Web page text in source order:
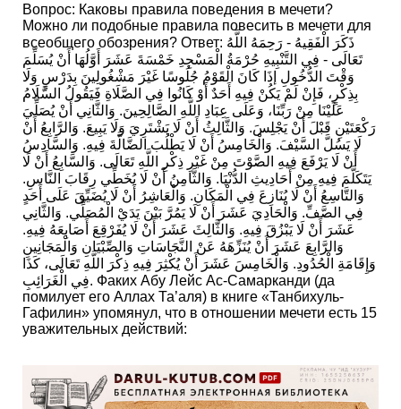
Вопрос: Каковы правила поведения в мечети?
Можно ли подобные правила повесить в мечети для
всеобщего обозрения? Ответ: ذَكَرَ الْفَقِيهُ - رَحِمَهُ اللَّهُ
تَعَالَى - فِي التَّنْبِيهِ حُرْمَةُ الْمَسْجِدِ خَمْسَةَ عَشَرَ أَوَّلُهَا أَنْ يُسَلِّمَ
وَقْتَ الدُّخُولِ إذَا كَانَ الْقَوْمُ جُلُوسًا غَيْرَ مَشْغُولِينَ بِدَرْسٍ وَلَا
بِذِكْرٍ، فَإِنْ لَمْ يَكُنْ فِيهِ أَحَدٌ أَوْ كَانُوا فِي الصَّلَاةِ فَيَقُولُ السَّلَامُ
عَلَيْنَا مِنْ رَبِّنَا، وَعَلَى عِبَادِ اللَّهِ الصَّالِحِينَ. وَالثَّانِي أَنْ يُصَلِّيَ
رَكْعَتَيْنِ قَبْلَ أَنْ يَجْلِسَ. وَالثَّالِثُ أَنْ لَا يَشْتَرِيَ وَلَا يَبِيعَ. وَالرَّابِعُ أَنْ
لَا يَسُلَّ السَّيْفَ. وَالْخَامِسُ أَنْ لَا يَطْلُبَ الضَّالَّةَ فِيهِ. وَالسَّادِسُ
أَنْ لَا يَرْفَعَ فِيهِ الصَّوْتَ مِنْ غَيْرِ ذِكْرِ اللَّهِ تَعَالَى. وَالسَّابِعُ أَنْ لَا
يَتَكَلَّمَ فِيهِ مِنْ أَحَادِيثِ الدُّنْيَا. وَالثَّامِنُ أَنْ لَا يُخَطِّي رِقَابَ النَّاسِ.
وَالتَّاسِعُ أَنْ لَا يُنَازِعَ فِي الْمَكَانِ. وَالْعَاشِرُ أَنْ لَا يُضَيِّقَ عَلَى أَحَدٍ
فِي الصَّفِّ. وَالْحَادِيَ عَشَرَ أَنْ لَا يَمُرَّ بَيْنَ يَدَيْ الْمُصَلِّي. وَالثَّانِي
عَشَرَ أَنْ لَا يَبْزُقَ فِيهِ. وَالثَّالِثَ عَشَرَ أَنْ لَا يُفَرْقِعَ أَصَابِعَهُ فِيهِ.
وَالرَّابِعَ عَشَرَ أَنْ يُنَزِّهَهُ عَنْ النَّجَاسَاتِ وَالصِّبْيَانِ وَالْمَجَانِينِ
وَإِقَامَةِ الْحُدُودِ. وَالْخَامِسَ عَشَرَ أَنْ يُكْثِرَ فِيهِ ذِكْرَ اللَّهِ تَعَالَى، كَذَا
فِي الْغَرَائِبِ. Факих Абу Лейс Ас-Самарканди (да
помилует его Аллах Та’аля) в книге «Танбихуль-
Гафилин» упомянул, что в отношении мечети есть 15
уважительных действий: